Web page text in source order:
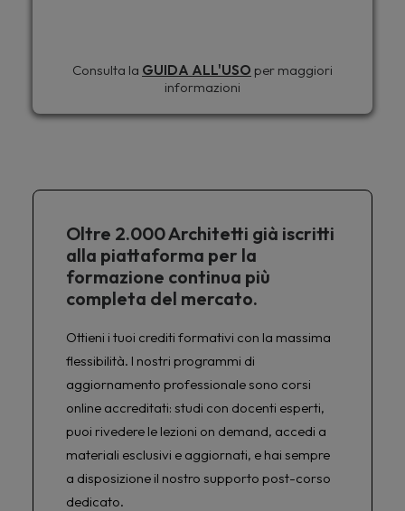
Consulta la GUIDA ALL'USO per maggiori
informazioni
Oltre 2.000 Architetti già iscritti
alla piattaforma per la
formazione continua più
completa del mercato.
Ottieni i tuoi crediti formativi con la massima
flessibilità. I nostri programmi di
aggiornamento professionale sono corsi
online accreditati: studi con docenti esperti,
puoi rivedere le lezioni on demand, accedi a
materiali esclusivi e aggiornati, e hai sempre
a disposizione il nostro supporto post-corso
dedicato.